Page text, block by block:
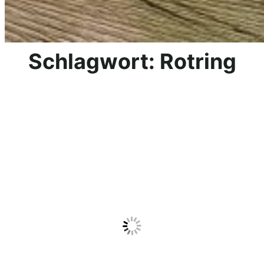
Schlagwort: Rotring